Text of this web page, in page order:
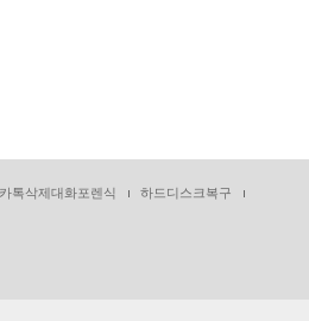
카톡삭제대화포렌식 하드디스크복구